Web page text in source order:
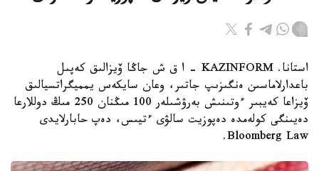
استانا. KAZINFORM – ا ق ش جاڭا ۆيزالىق كەپىل
باعدارلاماسىن ەنگىزىپ جاتىر، وعان سايكەس يمميگراتسيالىق
ۆيزاعا كەيبىر ءوتىنىش بەرۋشىلەر 100 مىڭنان 250 مىڭ دوللارعا
دەيىنگى كولەمدە دەپوزيت سالۋى ءتيىس، دەپ حابارلايدى
Bloomberg Law.